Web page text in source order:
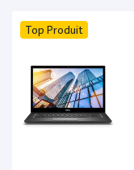
Top Produit